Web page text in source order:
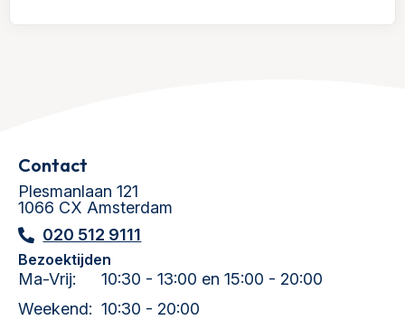
Contact
Plesmanlaan 121
1066 CX Amsterdam
020 512 9111
Bezoektijden
Ma-Vrij:
10:30 - 13:00 en 15:00 - 20:00
Weekend: 10:30 - 20:00